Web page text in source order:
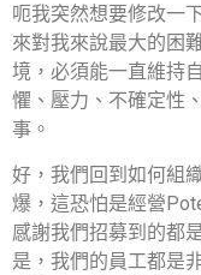
呃我突然想要修改一
來對我來說最大的困
境，必須能一直維持
懼、壓力、不確定性
事。
好，我們回到如何組
爆，這恐怕是經營
感謝我們招募到的都
是，我們的員工都是